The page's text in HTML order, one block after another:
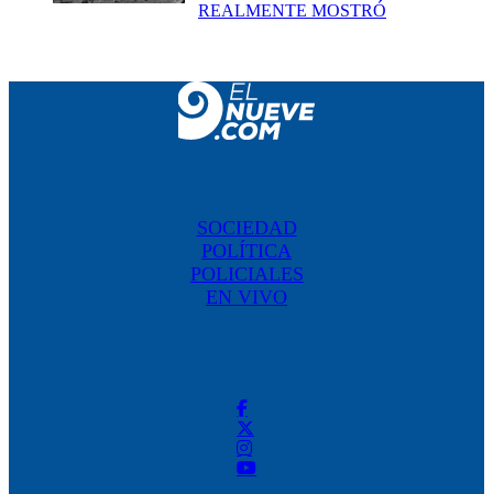
REALMENTE MOSTRÓ
SOCIEDAD
POLÍTICA
POLICIALES
EN VIVO